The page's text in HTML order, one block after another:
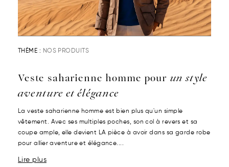
THÈME : NOS PRODUITS
Veste saharienne homme pour un style
aventure et élégance
La veste saharienne homme est bien plus qu'un simple
vêtement. Avec ses multiples poches, son col à revers et sa
coupe ample, elle devient LA pièce à avoir dans sa garde robe
pour allier aventure et élégance....
Lire plus